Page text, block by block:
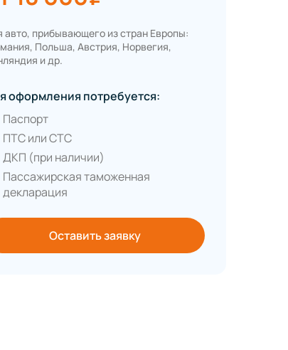
авто, прибывающего из стран Европы:
Польша, Австрия, Норвегия,
и др.
оформления потребуется:
Паспорт
ПТС или СТС
ДКП (при наличии)
Пассажирская таможенная
декларация
Оставить заявку